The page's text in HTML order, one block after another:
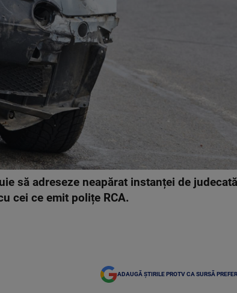
să adreseze neapărat instanței de
cei ce emit polițe RCA.
ADAUGĂ ȘTIRILE PROTV CA SURSĂ